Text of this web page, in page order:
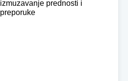
izmuzavanje prednosti i
preporuke